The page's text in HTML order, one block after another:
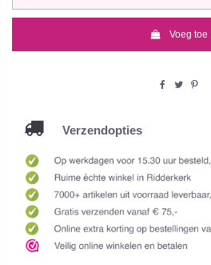
Voeg toe
Verzendopties